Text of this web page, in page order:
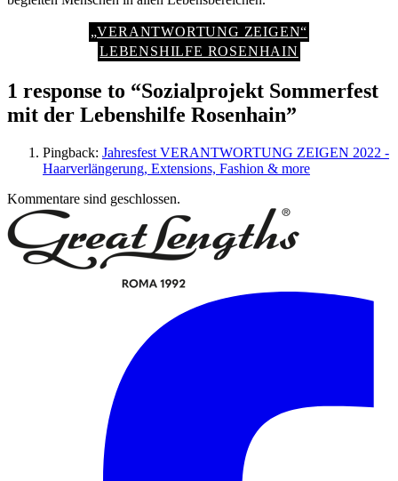
„VERANTWORTUNG ZEIGEN“
LEBENSHILFE ROSENHAIN
1 response to “Sozialprojekt Sommerfest
mit der Lebenshilfe Rosenhain”
Pingback: Jahresfest VERANTWORTUNG ZEIGEN 2022 -
Haarverlängerung, Extensions, Fashion & more
Kommentare sind geschlossen.